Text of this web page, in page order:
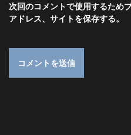
次回のコメントで使用するため
アドレス、サイトを保存する。